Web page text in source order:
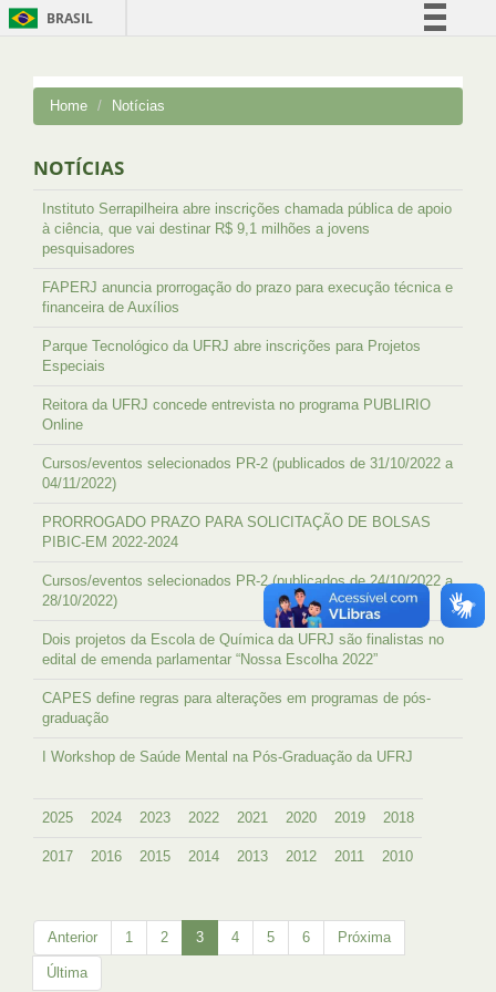
BRASIL
Comunica BR
Canais
Home Notícias
NOTÍCIAS
Instituto Serrapilheira abre inscrições chamada pública de apoio
à ciência, que vai destinar R$ 9,1 milhões a jovens
pesquisadores
FAPERJ anuncia prorrogação do prazo para execução técnica e
financeira de Auxílios
Parque Tecnológico da UFRJ abre inscrições para Projetos
Especiais
Reitora da UFRJ concede entrevista no programa PUBLIRIO
Online
Cursos/eventos selecionados PR-2 (publicados de 31/10/2022 a
04/11/2022)
PRORROGADO PRAZO PARA SOLICITAÇÃO DE BOLSAS
PIBIC-EM 2022-2024
Cursos/eventos selecionados PR-2 (publicados de 24/10/2022 a
28/10/2022)
Dois projetos da Escola de Química da UFRJ são finalistas no
edital de emenda parlamentar “Nossa Escolha 2022”
CAPES define regras para alterações em programas de pós-
graduação
I Workshop de Saúde Mental na Pós-Graduação da UFRJ
2025 2024 2023 2022 2021 2020 2019 2018
2017 2016 2015 2014 2013 2012 2011 2010
Anterior 1 2 3 4 5 6 Próxima
Última